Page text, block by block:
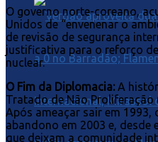
O governo norte-coreano,
Unidos de “envenenar o
de revisão de segurança
justificativa para o reforço
nuclear.
O Fim da Diplomacia: A
Tratado de Não Proliferação
Após ameaçar sair em
abandono em 2003 e, desde
que deixam a comunidade